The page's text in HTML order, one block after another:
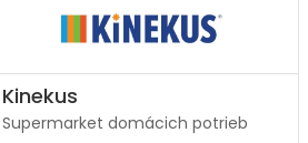
Kinekus
Supermarket domácich potrieb